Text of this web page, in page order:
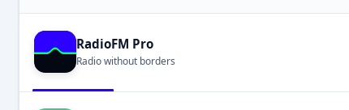
RadioFM Pro
Radio without borders